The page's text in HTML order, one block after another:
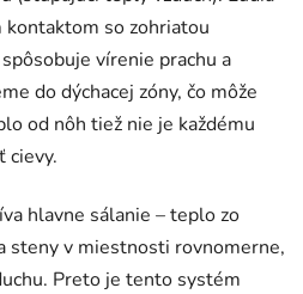
so zohriatou
vírenie prachu a
do dýchacej zóny, čo môže
od nôh tiež nie je každému
cievy.
hlavne sálanie – teplo zo
steny v miestnosti rovnomerne,
Preto je tento systém